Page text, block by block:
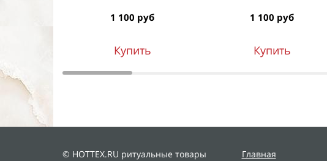
1 100 руб
Купить
1 100 руб
Купить
© HOTTEX.RU ритуальные товары
Главная